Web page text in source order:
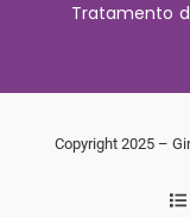
Tratamento
Copyright 2025 –